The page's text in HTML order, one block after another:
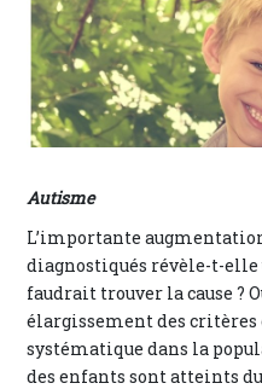
Autisme
L’importante
diagnostiqués révèle-t-
faudrait trouver la cause ?
élargissement des critères
systématique dans la
des enfants sont atteints